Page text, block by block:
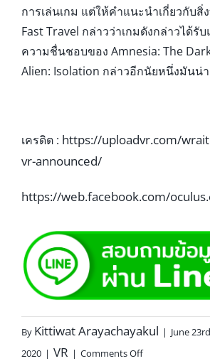
การเล่นเกม แต่ให้คำแนะนำเกี่ยวกับสิ่
Fast Travel กล่าวว่าเกมดังกล่าวได้รั
ความชื่นชอบของ Amnesia: The
Alien: Isolation กล่าวอีกนัยหนึ่งมันน่
เครดิต : https://uploadvr.com/
vr-announced/
https://web.facebook.com/
By Kittiwat Arayachayakul | June
2020 | VR | Comments Off